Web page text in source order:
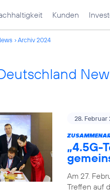
Kunden
Archiv 2024
28. Februar
„4.5G-
Am 27.
Treffen auf